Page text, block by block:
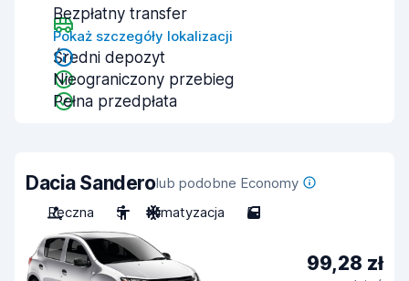
Bezpłatny transfer
Pokaż szczegóły lokalizacji
Średni depozyt
Nieograniczony przebieg
Pełna przedpłata
Dacia Sanderolub podobne Economy
Ręczna
5 Klimatyzacja 5
99,28 zł